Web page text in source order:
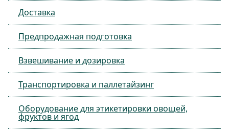
Доставка
Предпродажная подготовка
Взвешивание и дозировка
Транспортировка и паллетайзинг
Оборудование для этикетировки овощей,
фруктов и ягод